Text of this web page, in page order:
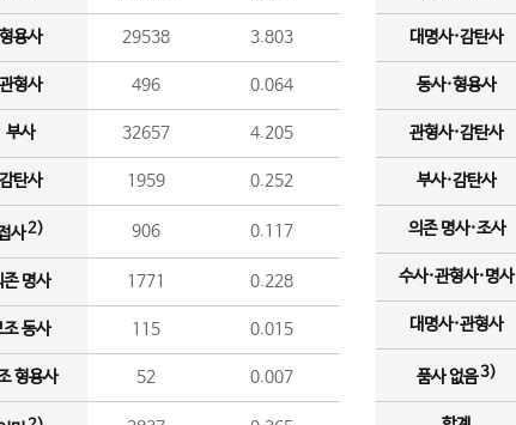
용사 29538 3.803
형사 496 0.064
부사 32657 4.205
탄사 1959 0.252
사2) 906 0.117
존 명사 1771 0.228
조 동사 115 0.015
형용사 52 0.007
대명사·감탄사
동사·형용사
관형사·감탄사
부사·감탄사
의존 명사·조사
수사·관형사·명사
대명사·관형사
품사 없음3)